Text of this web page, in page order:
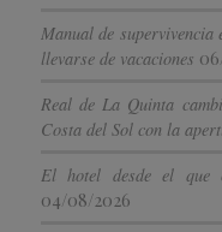
Manual de
llevarse de vacaciones
Real de La Quinta
Costa del Sol con la
El hotel desde el que
04/08/2026